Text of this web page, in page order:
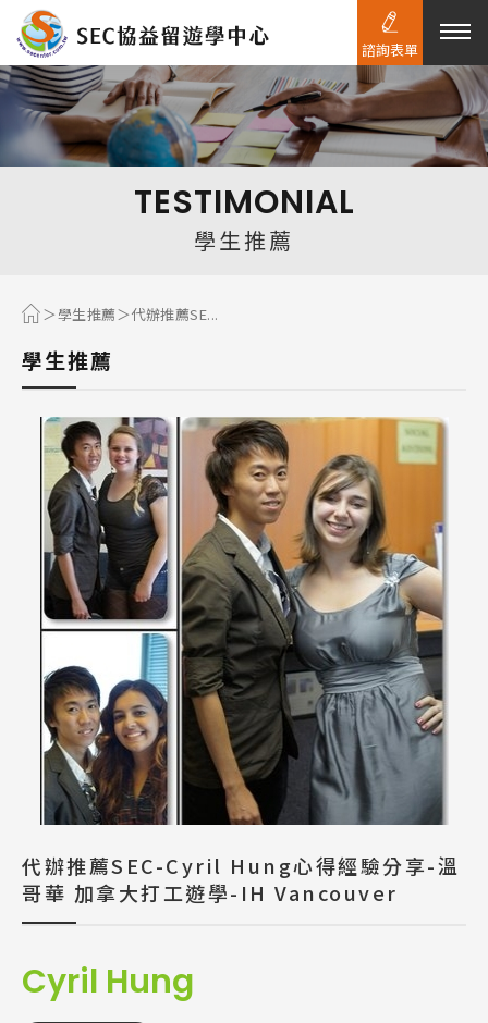
熱門搜尋：
TESTIMONIAL
學生推薦
學生推薦 代辦推薦SE...
學生推薦
代辦推薦SEC-Cyril Hung心得經驗分享-溫
哥華 加拿大打工遊學-IH Vancouver
Cyril Hung
諮詢表單